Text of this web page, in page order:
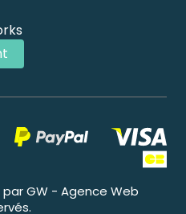
GW - Agence Web